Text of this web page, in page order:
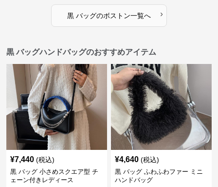
黒 バッグのボストン一覧へ ›
黒 バッグハンドバッグのおすすめアイテム
¥7,440 (税込)
黒 バッグ 小さめスクエア型 チ
ェーン付きレディース
¥4,640 (税込)
黒 バッグ ふわふわファー ミニ
ハンドバッグ